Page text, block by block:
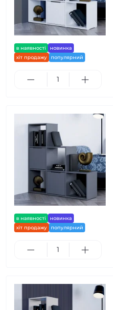
в наявності
новинка
хіт продажу
популярний
в наявності
новинка
хіт продажу
популярний